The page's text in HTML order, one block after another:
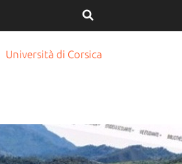
Università di Corsica